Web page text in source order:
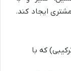
ایجاد کند.
که با